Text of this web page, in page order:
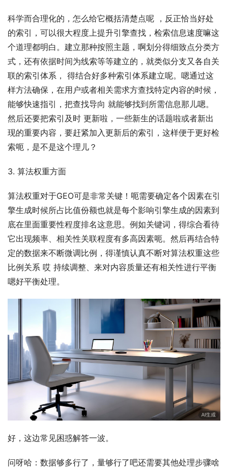
科学而合理化的，怎么给它概括清楚点呢 ，反正恰当好处
的索引，可以很大程度上提升引擎查找，检索信息速度嘛这
个道理都明白。建立那种按照主题，啊划分得细致点分类方
式，还有依据时间为线索等等建立的，就类似分支又各自关
联的索引体系， 得结合好多种索引体系建立呢。嗯通过这
样方法确保，在用户或者相关需求方查找特定内容的时候，
能够快速指引，把查找导向 就能够找到所需信息那儿嗯。
然后还要把索引及时 更新啦，一些新生的话题啦或者新出
现的重要内容，要赶紧加入更新后的索引，这样便于更好检
索呃，是不是这个理儿？
3. 算法权重方面
算法权重对于GEO可是非常关键！呃需要确定各个因素在引
擎生成时候所占比值份额也就是每个影响引擎生成的因素到
底在里面重要性程度排名这意思。例如关键词，得综合看待
它出现频率、相关性关联程度有多高因素呃。然后再结合特
定的数据来不断微调比例，得谨慎认真不断对算法权重这些
比例关系 哎 持续调整、来对内容质量还有相关性进行平衡
嗯好平衡处理。
好，这边常见困惑解答一波。
问呀哈：数据够多行了，量够行了吧还需要其他处理步骤啥